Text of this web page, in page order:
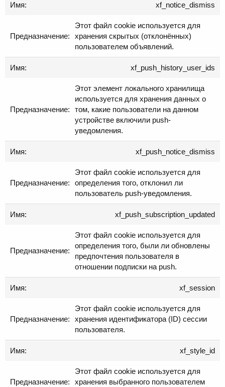
xf_notice_dismiss
Этот файл cookie используется для
хранения скрытых (отклонённых)
пользователем объявлений.
xf_push_history_user_ids
Этот элемент локального хранилища
используется для хранения данных о
том, какие пользователи на данном
устройстве включили push-
уведомления.
xf_push_notice_dismiss
Этот файл cookie используется для
определения того, отклонил ли
пользователь push-уведомления.
xf_push_subscription_updated
Этот файл cookie используется для
определения того, были ли обновлены
предпочтения пользователя в
отношении подписки на push.
xf_session
Этот файл cookie используется для
хранения идентификатора (ID) сессии
пользователя.
xf_style_id
Этот файл cookie используется для
хранения выбранного пользователем